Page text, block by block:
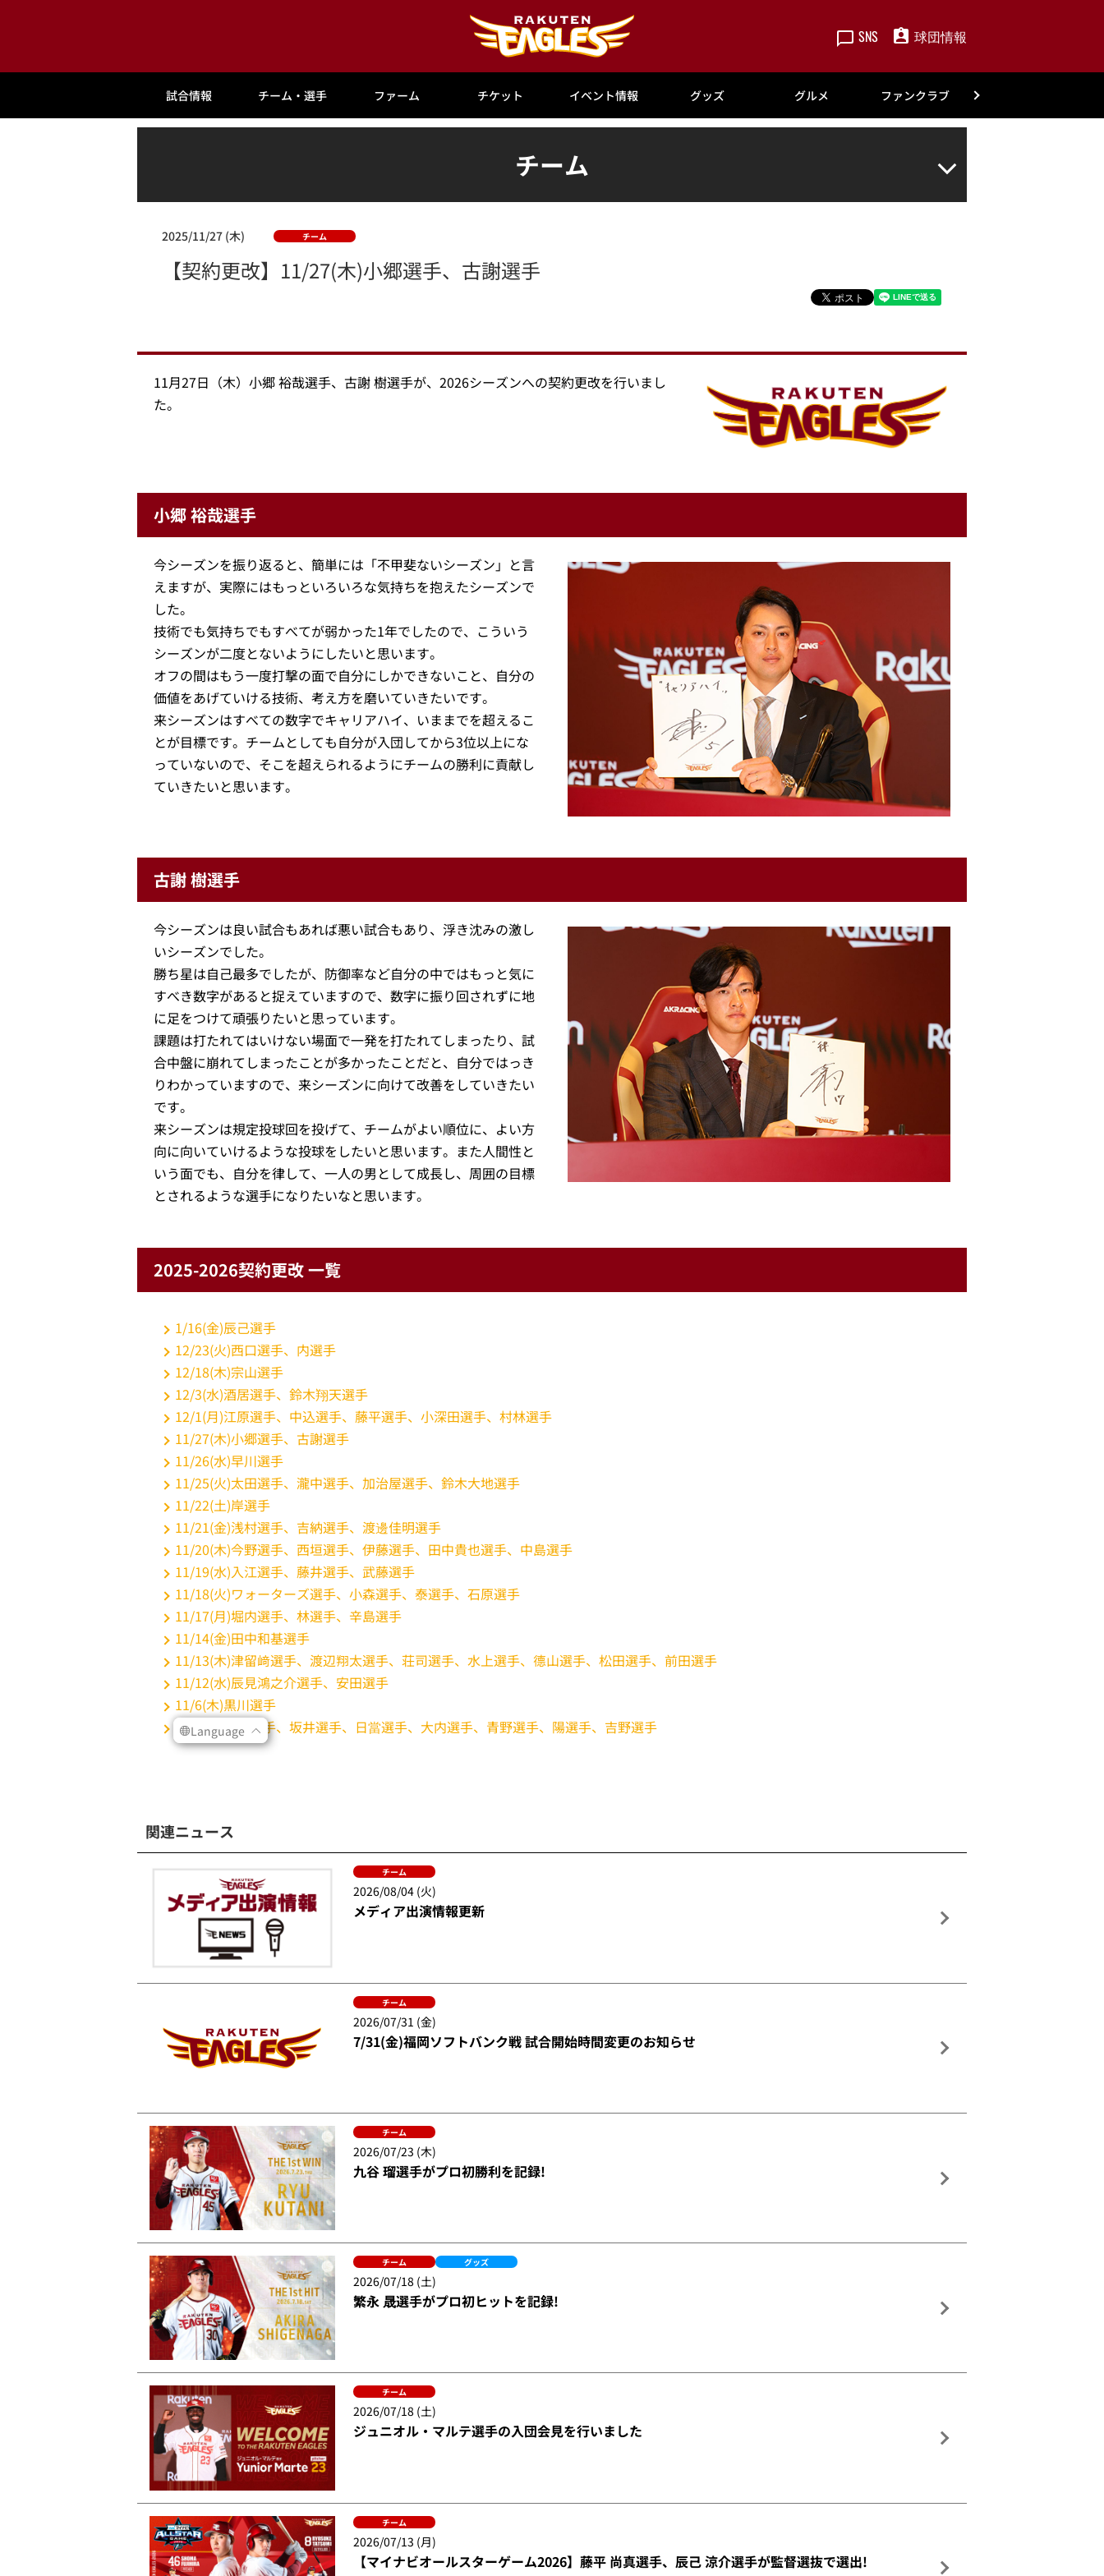
SNS 球団情報
試合情報 チーム・選手 ファーム チケット イベント情報 グッズ グルメ ファンクラブ
チーム
2025/11/27 (木) チーム
【契約更改】11/27(木)小郷選手、古謝選手
11月27日（木）小郷 裕哉選手、古謝 樹選手が、2026シーズンへの契約更改を行いまし
た。
小郷 裕哉選手
今シーズンを振り返ると、簡単には「不甲斐ないシーズン」と言
えますが、実際にはもっといろいろな気持ちを抱えたシーズンで
した。
技術でも気持ちでもすべてが弱かった1年でしたので、こういう
シーズンが二度とないようにしたいと思います。
オフの間はもう一度打撃の面で自分にしかできないこと、自分の
価値をあげていける技術、考え方を磨いていきたいです。
来シーズンはすべての数字でキャリアハイ、いままでを超えるこ
とが目標です。チームとしても自分が入団してから3位以上にな
っていないので、そこを超えられるようにチームの勝利に貢献し
ていきたいと思います。
古謝 樹選手
今シーズンは良い試合もあれば悪い試合もあり、浮き沈みの激し
いシーズンでした。
勝ち星は自己最多でしたが、防御率など自分の中ではもっと気に
すべき数字があると捉えていますので、数字に振り回されずに地
に足をつけて頑張りたいと思っています。
課題は打たれてはいけない場面で一発を打たれてしまったり、試
合中盤に崩れてしまったことが多かったことだと、自分ではっき
りわかっていますので、来シーズンに向けて改善をしていきたい
です。
来シーズンは規定投球回を投げて、チームがよい順位に、よい方
向に向いていけるような投球をしたいと思います。また人間性と
いう面でも、自分を律して、一人の男として成長し、周囲の目標
とされるような選手になりたいなと思います。
2025-2026契約更改 一覧
関連ニュース
チーム
2026/08/04 (火)
メディア出演情報更新
チーム
2026/07/31 (金)
7/31(金)福岡ソフトバンク戦 試合開始時間変更のお知らせ
チーム
2026/07/23 (木)
九谷 瑠選手がプロ初勝利を記録!
チーム グッズ
2026/07/18 (土)
繁永 晟選手がプロ初ヒットを記録!
チーム
2026/07/18 (土)
ジュニオル・マルテ選手の入団会見を行いました
チーム
2026/07/13 (月)
【マイナビオールスターゲーム2026】藤平 尚真選手、辰己 涼介選手が監督選抜で選出!